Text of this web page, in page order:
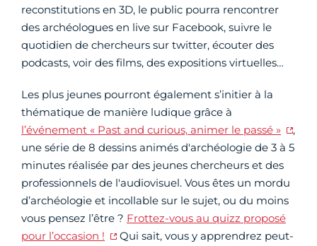
reconstitutions en 3D, le public pourra rencontrer
des archéologues en live sur Facebook, suivre le
quotidien de chercheurs sur twitter, écouter des
podcasts, voir des films, des expositions virtuelles…
Les plus jeunes pourront également s’initier à la
thématique de manière ludique grâce à
l’événement « Past and curious, animer le passé »
,
une série de 8 dessins animés d'archéologie de 3 à 5
minutes réalisée par des jeunes chercheurs et des
professionnels de l'audiovisuel. Vous êtes un mordu
d’archéologie et incollable sur le sujet, ou du moins
vous pensez l’être ? Frottez-vous au quizz proposé
pour l’occasion !
Qui sait, vous y apprendrez peut-